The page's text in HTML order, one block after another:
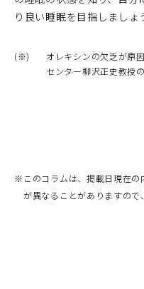
り良い睡眠を目指しましょ
(※)
オレキシンの欠乏が原
センター柳沢正史教授
※ このコラムは、掲載日現在
が異なることがありますので